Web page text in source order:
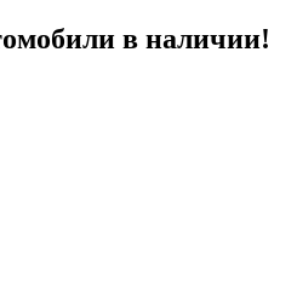
в наличии!